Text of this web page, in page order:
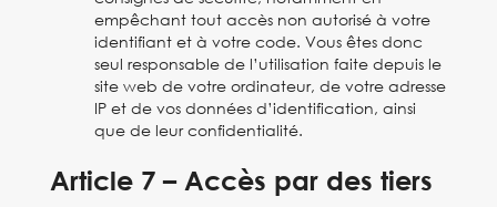
empêchant tout accès non autorisé à votre
identifiant et à votre code. Vous êtes donc
seul responsable de l’utilisation faite depuis le
site web de votre ordinateur, de votre adresse
IP et de vos données d’identification, ainsi
que de leur confidentialité.
Article 7 – Accès par des tiers